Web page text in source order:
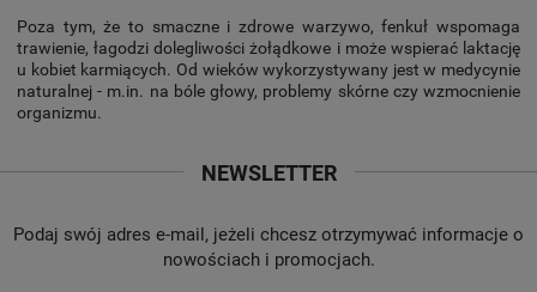
Poza tym, że to smaczne i zdrowe warzywo, fenkuł wspomaga
trawienie, łagodzi dolegliwości żołądkowe i może wspierać laktację
u kobiet karmiących. Od wieków wykorzystywany jest w medycynie
naturalnej - m.in. na bóle głowy, problemy skórne czy wzmocnienie
organizmu.
NEWSLETTER
Podaj swój adres e-mail, jeżeli chcesz otrzymywać informacje o
nowościach i promocjach.